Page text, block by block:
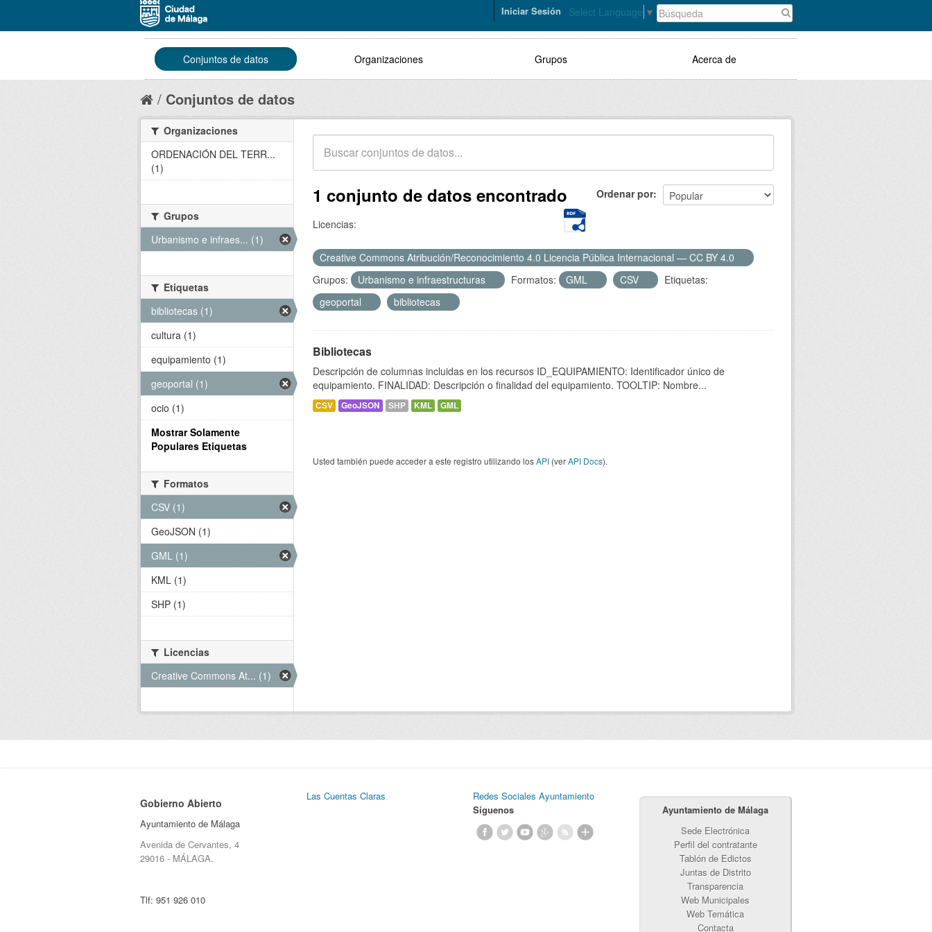
Select Language ▼
Iniciar Sesión
Conjuntos de datos Organizaciones Grupos Acerca de
Conjuntos de datos
Ordenar por
1 conjunto de datos encontrado
Licencias:
Creative Commons Atribución/Reconocimiento 4.0 Licencia Pública Internacional — CC BY 4.0
Grupos:
Urbanismo e infraestructuras Formatos: GML CSV
Etiquetas:
geoportal
bibliotecas
Bibliotecas
Descripción de columnas incluidas en los recursos ID_EQUIPAMIENTO: Identificador único de
equipamiento. FINALIDAD: Descripción o finalidad del equipamiento. TOOLTIP: Nombre...
CSV GeoJSON SHP KML GML
Usted también puede acceder a este registro utilizando losAPI (verAPI Docs).
Organizaciones
ORDENACIÓN DEL TERR...
(1)
Grupos
Urbanismo e infraes... (1)
Etiquetas
bibliotecas (1)
cultura (1)
equipamiento (1)
geoportal (1)
ocio (1)
Mostrar Solamente
Populares Etiquetas
Formatos
CSV (1)
GeoJSON (1)
GML (1)
KML (1)
SHP (1)
Licencias
Creative Commons At... (1)
Gobierno Abierto
Ayuntamiento de Málaga
Avenida de Cervantes, 4
29016 - MÁLAGA.
Tlf: 951 926 010
Las Cuentas Claras
Redes Sociales Ayuntamiento
Síguenos
Ayuntamiento de Málaga
Sede Electrónica
Perfil del contratante
Tablón de Edictos
Juntas de Distrito
Transparencia
Web Municipales
Web Temática
Contacta